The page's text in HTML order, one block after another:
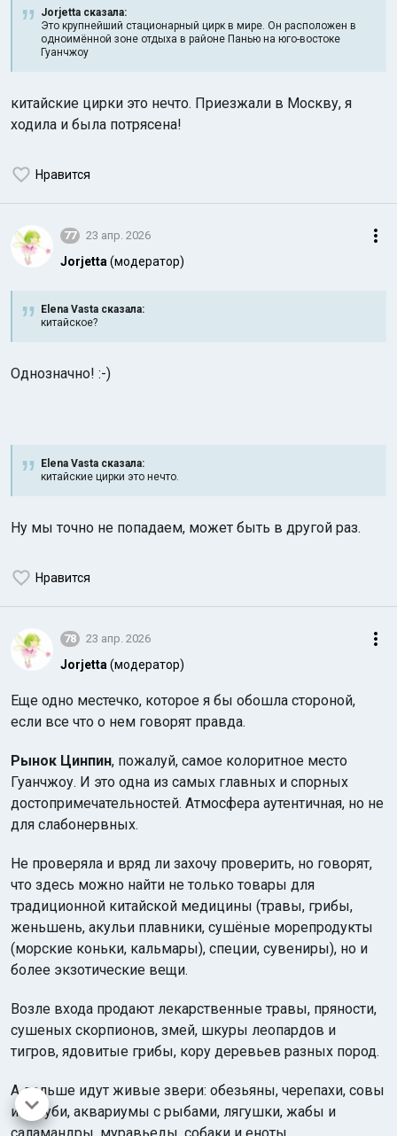
Jorjetta сказалa:
Это крупнейший стационарный цирк в мире. Он расположен в
одноимённой зоне отдыха в районе Панью на юго-востоке
Гуанчжоу
китайские цирки это нечто. Приезжали в Москву, я
ходила и была потрясена!
Нравится
77 23 апр. 2026
Jorjetta (модератор)
Elena Vasta сказалa:
китайское?
Однозначно! :-)
Elena Vasta сказалa:
китайские цирки это нечто.
Ну мы точно не попадаем, может быть в другой раз.
Нравится
78 23 апр. 2026
Jorjetta (модератор)
Еще одно местечко, которое я бы обошла стороной,
если все что о нем говорят правда.
Рынок Цинпин, пожалуй, самое колоритное место
Гуанчжоу. И это одна из самых главных и спорных
достопримечательностей. Атмосфера аутентичная, но не
для слабонервных.
Не проверяла и вряд ли захочу проверить, но говорят,
что здесь можно найти не только товары для
традиционной китайской медицины (травы, грибы,
женьшень, акульи плавники, сушёные морепродукты
(морские коньки, кальмары), специи, сувениры), но и
более экзотические вещи.
Возле входа продают лекарственные травы, пряности,
сушеных скорпионов, змей, шкуры леопардов и
тигров, ядовитые грибы, кору деревьев разных пород.
А дальше идут живые звери: обезьяны, черепахи, совы
и голуби, аквариумы с рыбами, лягушки, жабы и